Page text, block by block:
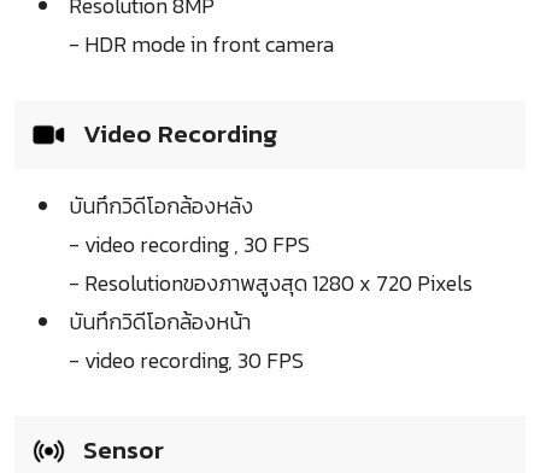
- HDR mode in front camera
Video Recording
บันทึกวิดีโอกล้องหลัง
- video recording , 30 FPS
- Resolutionของภาพสูงสุด 1280 x 720 Pixels
บันทึกวิดีโอกล้องหน้า
- video recording, 30 FPS
Sensor